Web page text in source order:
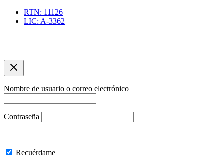
RTN: 11126
LIC: A-3362
Nombre de usuario o correo electrónico
Contraseña
Recuérdame